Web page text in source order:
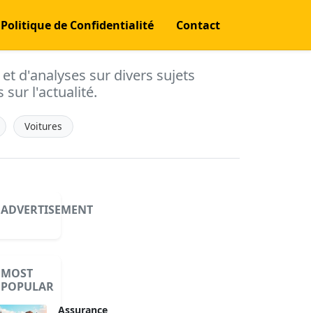
Politique de Confidentialité Contact
d'analyses sur divers sujets
sur l'actualité.
Voitures
ADVERTISEMENT
MOST
POPULAR
Assurance